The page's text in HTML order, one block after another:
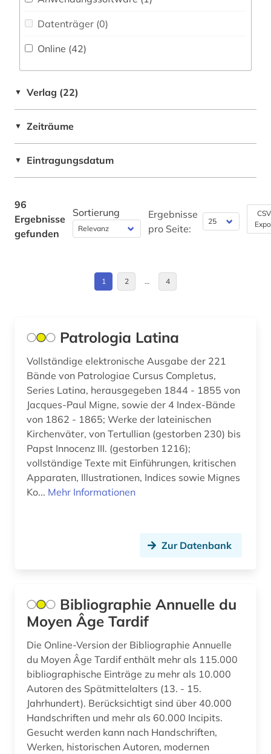
korpus (1)
literatur (23)
literaturwissenschaft (1)
lusitanistik (1)
meerestier (1)
metrik (1)
migne (1)
mittelalter (6)
mittellatein (9)
morphologie <linguistik> (1)
musik (1)
online-publikation (2)
ostrakon (2)
paläographie (2)
papyrus (4)
Datenträger (0)
Online (42)
▼ Verlag (22)
▼ Zeiträume
▼ Eintragungsdatum
96
Ergebnisse
gefunden
Sortierung
Ergebnisse
pro Seite:
1 2 … 4
Patrologia Latina
Vollständige elektronische Ausgabe der 221
Bände von Patrologiae Cursus Completus,
Series Latina, herausgegeben 1844 - 1855 von
Jacques-Paul Migne, sowie der 4 Index-Bände
von 1862 - 1865; Werke der lateinischen
Kirchenväter, von Tertullian (gestorben 230) bis
Papst Innocenz III. (gestorben 1216);
vollständige Texte mit Einführungen, kritischen
Apparaten, Illustrationen, Indices sowie Mignes
Ko... Mehr Informationen
Zur Datenbank
Bibliographie Annuelle du
Moyen Âge Tardif
Die Online-Version der Bibliographie Annuelle
du Moyen Âge Tardif enthält mehr als 115.000
bibliographische Einträge zu mehr als 10.000
Autoren des Spätmittelalters (13. - 15.
Jahrhundert). Berücksichtigt sind über 40.000
Handschriften und mehr als 60.000 Incipits.
Gesucht werden kann nach Handschriften,
Werken, historischen Autoren, modernen